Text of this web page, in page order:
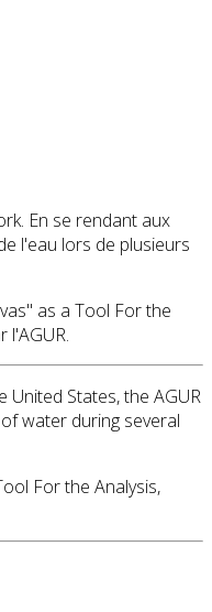
En se rendant aux
l'eau lors de plusieurs
as a Tool For the
l'AGUR.
States, the AGUR
water during several
For the Analysis,